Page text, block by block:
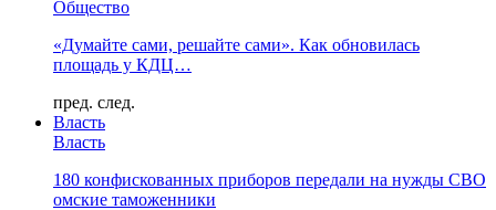
Общество
«Думайте сами, решайте сами». Как обновилась
площадь у КДЦ…
пред. след.
Власть
Власть
180 конфискованных приборов передали на нужды СВО
омские таможенники